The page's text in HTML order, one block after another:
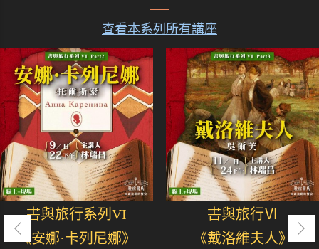
查看本系列所有講座
書與旅行系列VI
《安娜·卡列尼娜》
書與旅行Ⅵ
《戴洛維夫人》